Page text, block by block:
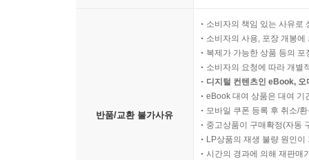
반품/교환 불가사유
소비자의 책임 있는 사유로
소비자의 사용, 포장 개봉
복제가 가능한 상품 등의
소비자의 요청에 따라 개별
디지털 컨텐츠인 eBook,
eBook 대여 상품은 대여 기
모바일 쿠폰 등록 후 취소/
중고상품이 구매확정(자동
LP상품의 재생 불량 원인
시간의 경과에 의해 재판매